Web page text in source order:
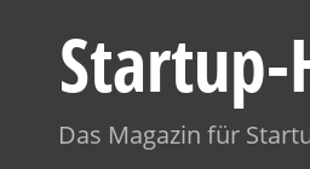
Das Magazin für